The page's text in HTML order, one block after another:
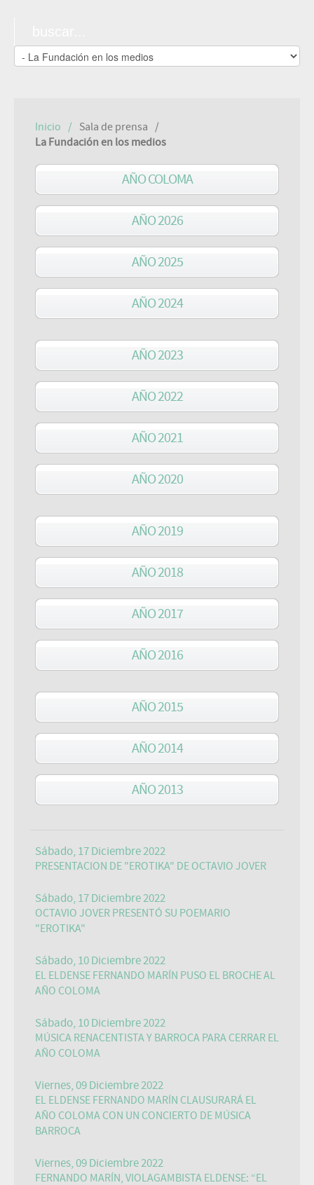
Inicio
Sala de prensa
La Fundación en los medios
AÑO COLOMA
AÑO 2026
AÑO 2025
AÑO 2024
AÑO 2023
AÑO 2022
AÑO 2021
AÑO 2020
AÑO 2019
AÑO 2018
AÑO 2017
AÑO 2016
AÑO 2015
AÑO 2014
AÑO 2013
Sábado, 17 Diciembre 2022
PRESENTACION DE "EROTIKA" DE OCTAVIO JOVER
Sábado, 17 Diciembre 2022
OCTAVIO JOVER PRESENTÓ SU POEMARIO
"EROTIKA"
Sábado, 10 Diciembre 2022
EL ELDENSE FERNANDO MARÍN PUSO EL BROCHE AL
AÑO COLOMA
Sábado, 10 Diciembre 2022
MÚSICA RENACENTISTA Y BARROCA PARA CERRAR EL
AÑO COLOMA
Viernes, 09 Diciembre 2022
EL ELDENSE FERNANDO MARÍN CLAUSURARÁ EL
AÑO COLOMA CON UN CONCIERTO DE MÚSICA
BARROCA
Viernes, 09 Diciembre 2022
FERNANDO MARÍN, VIOLAGAMBISTA ELDENSE: “EL